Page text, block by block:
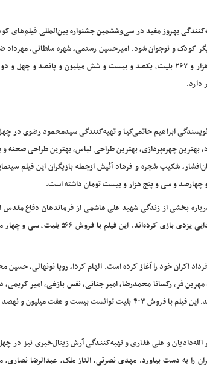
بهروز مفید در سی‌وششمین جشنواره بین‌المللی فیلم‌های
بهترین بازیگر کودک و نوجوان شود. امیرحسین رستمی، شهره سلطانی،
نوروش از جمله بازیگران این فیلم هستند. این فیلم نیز با فروش ۲ هزار و ۲۶۷ بلیت، یکصد و بیست و
دارد.
ابراهیم حاتمی‌کیا و تهیه‌کنندگی سیدمحمود رضوی در
نقش مکمل مرد، بهترین چهره‌پردازی، بهترین طراحی لباس، بهترین طراحی
شکیب شجره و فرهاد آئیش ازجمله بازیگران این فیلم
بخشی از زندگی شهید علی هاشمی از فرماندهان دفاع
مهدی زمین‌پرداز، یاسین مسعودی، محمد عسگری و محمدرضا
سینمایی «وحشی» به کارگردانی شراره سروش از چهارشنبه ۲۱ خرداد اکران خود را آغاز کرده است. الهام کردا،
فر، رکسانا محمدرضا، امیر جنانی، نفس بازغی، امیر کریمی،
امیر حیدری، عباس خدیری در فیلم سینمایی «وحشی» بازی کرده اند. این فیلم با فروش ۴۰۳
و علی غفاری و تهیه‌کنندگی آرش زینال‌خیری نیز در
به دست بیاورد. مهدی نصرتی، الناز ملک، عبدالرضا نصاری،